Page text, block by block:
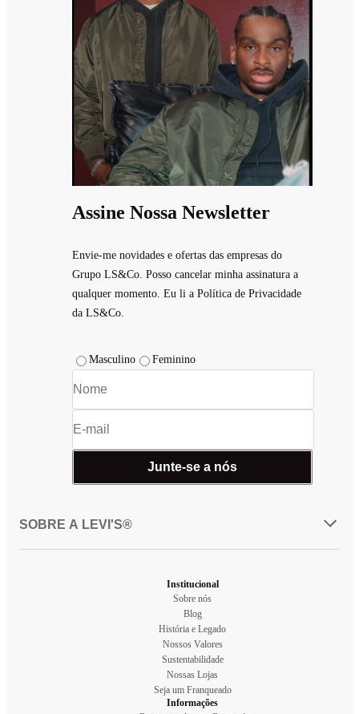
Assine Nossa Newsletter
Envie-me novidades e ofertas das empresas do
Grupo LS&Co. Posso cancelar minha assinatura a
qualquer momento. Eu li a Política de Privacidade
da LS&Co.
Masculino Feminino
Junte-se a nós
SOBRE A LEVI'S®
Institucional
Sobre nós
Blog
História e Legado
Nossos Valores
Sustentabilidade
Nossas Lojas
Seja um Franqueado
Informações